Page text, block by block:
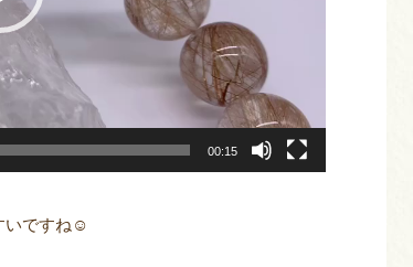
00:15
いですね☺